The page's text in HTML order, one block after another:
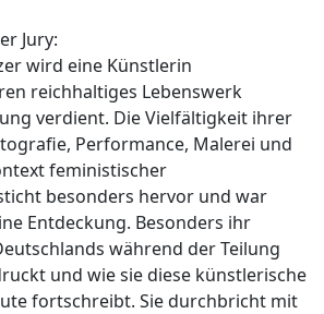
Jury:
wird eine Künstlerin
reichhaltiges Lebenswerk
verdient. Die Vielfältigkeit ihrer
Performance, Malerei und
feministischer
besonders hervor und war
Entdeckung. Besonders ihr
während der Teilung
und wie sie diese künstlerische
fortschreibt. Sie durchbricht mit